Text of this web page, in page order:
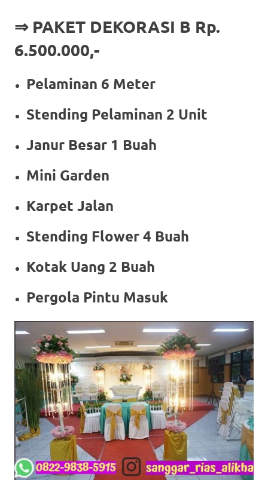
⇒ PAKET DEKORASI B Rp.
6.500.000,-
Pelaminan 6 Meter
Stending Pelaminan 2 Unit
Janur Besar 1 Buah
Mini Garden
Karpet Jalan
Stending Flower 4 Buah
Kotak Uang 2 Buah
Pergola Pintu Masuk